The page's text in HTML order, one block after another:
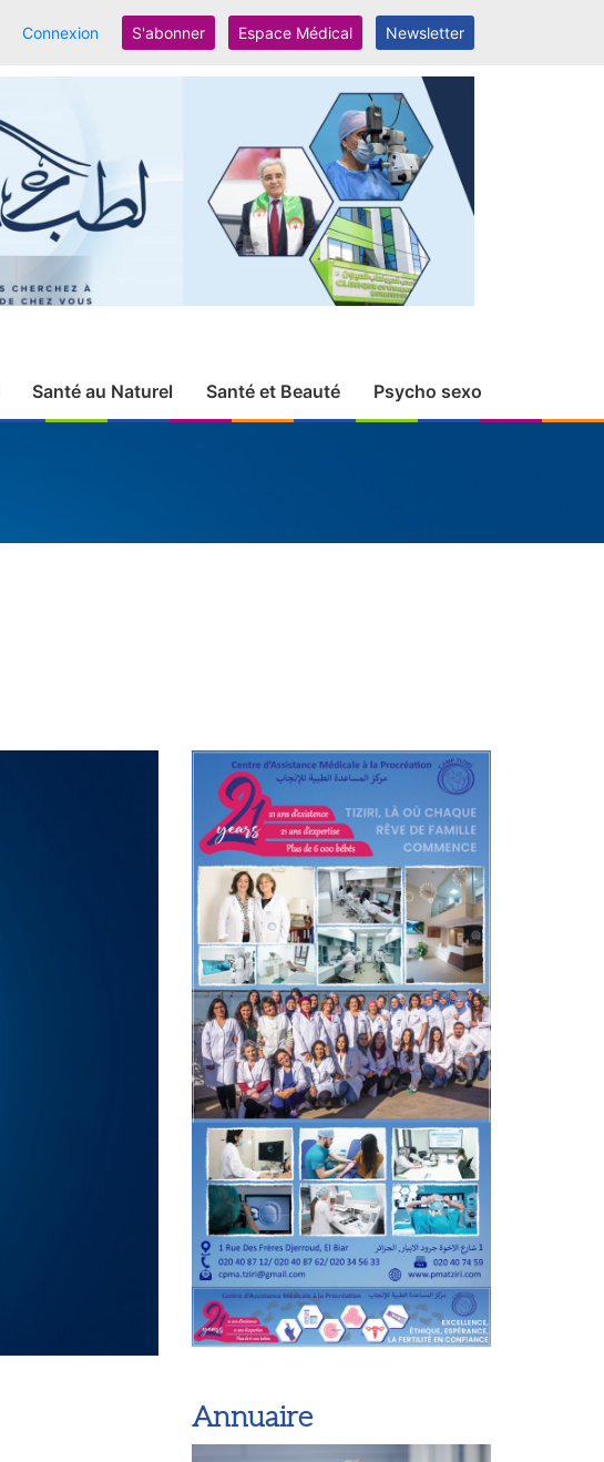
Connexion S'abonner Espace Médical Newsletter
Santé au Naturel Santé et Beauté Psycho sexo
Annuaire